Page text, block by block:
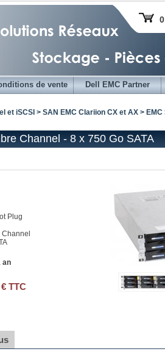
de vente Dell EMC Partner
et iSCSI > SAN EMC Clariion CX et AX > EMC
Channel - 8 x 750 Go SATA
Plug
an
TTC